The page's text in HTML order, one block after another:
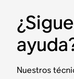
Nuestros